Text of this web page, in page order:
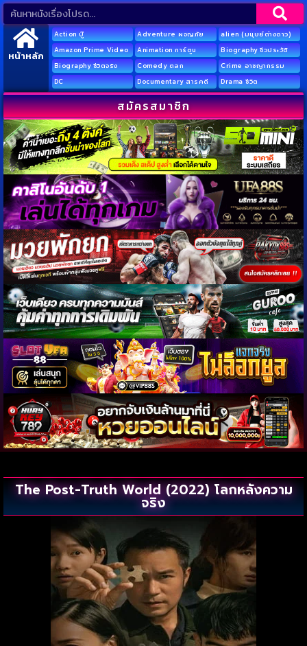
หน้าหลัก
Action บู๊ Adventure ผจญภัย
alien (มนุษย์ต่างดาว)
Amazon Prime Video
Animation การ์ตูน
Biography ชีวประวัติ
Biography ชีวิตจริง
Comedy ตลก
Crime อาชญากรรม
DC
Documentary สารคดี Drama ชีวิต
สมัครสมาชิก
The Post-Truth World (2022) โลกหลังความ
จริง